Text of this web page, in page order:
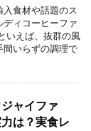
食材や話題のス
ディコーヒーファ
いえば、抜群の風
間いらずの調理で
ャイファ
は？実食レ